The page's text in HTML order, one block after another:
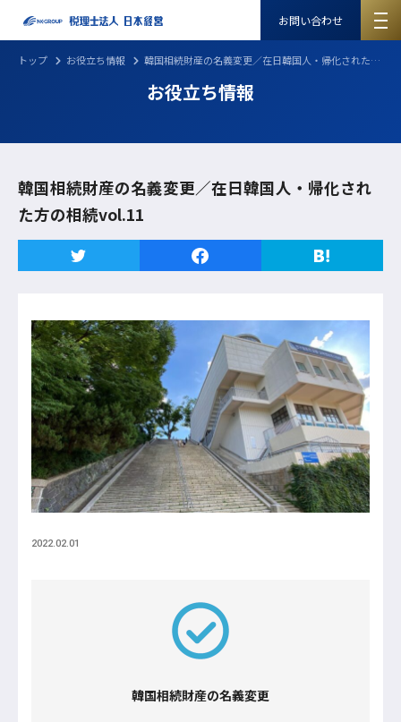
お問い合わせ
トップ お役立ち情報 韓国相続財産の名義変更／在日韓国人・帰化された方の相続vol.11
お役立ち情報
韓国相続財産の名義変更／在日韓国人・帰化され
た方の相続vol.11
2022.02.01
韓国相続財産の名義変更